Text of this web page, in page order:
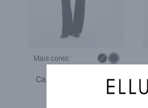
Mais cores:
Calça Sprouting Black
Gisele Flare Lav. 35 -